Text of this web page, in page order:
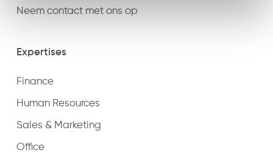
Neem contact met ons op
Expertises
Finance
Human Resources
Sales & Marketing
Office